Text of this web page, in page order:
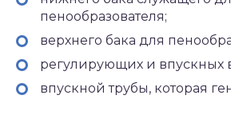
пенообразователя;
верхнего бака для
регулирующих и впускных
впускной трубы, которая